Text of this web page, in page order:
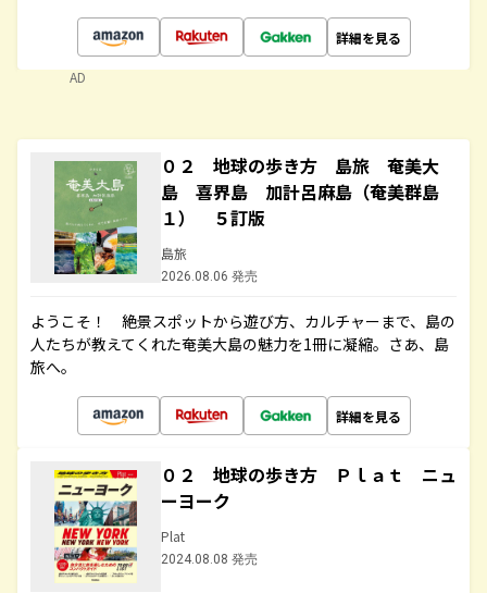
詳細を見る
AD
０２ 地球の歩き方 島旅 奄美大
島 喜界島 加計呂麻島（奄美群島
１） ５訂版
島旅
2026.08.06 発売
ようこそ！ 絶景スポットから遊び方、カルチャーまで、島の
人たちが教えてくれた奄美大島の魅力を1冊に凝縮。さあ、島
旅へ。
詳細を見る
０２ 地球の歩き方 Ｐｌａｔ ニュ
ーヨーク
Plat
2024.08.08 発売